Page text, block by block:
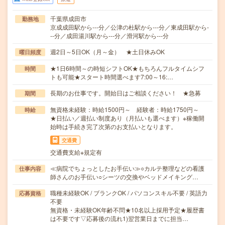
勤務地
千葉県成田市
京成成田駅から---分／公津の杜駅から---分／東成田駅から-
--分／成田湯川駅から---分／滑河駅から---分
曜日頻度 週2日～5日OK（月～金） ★土日休みOK
時間
★1日6時間～の時短シフトOK★もちろんフルタイムシフ
トも可能★スタート時間選べます7:00～16:…
期間 長期のお仕事です。開始日はご相談ください！ ★急募
時給
無資格未経験：時給1500円～ 経験者：時給1750円～
★日払い／週払い制度あり（月払いも選べます）※稼働開
始時は手続き完了次第のお支払いとなります。
交通費
交通費支給※規定有
仕事内容
≪病院でちょっとしたお手伝い≫○カルテ整理などの看護
師さんのお手伝い○シーツの交換やベッドメイキング…
応募資格
職種未経験OK / ブランクOK / パソコンスキル不要 / 英語力
不要
無資格・未経験OK年齢不問★10名以上採用予定★履歴書
は不要です▽応募後の流れ1)翌営業日までに担当…